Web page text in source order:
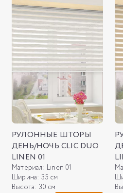
РУЛОННЫЕ ШТОРЫ
ДЕНЬ/НОЧЬ CLIC DUO
LINEN 01
Материал: Linen 01
Ширина: 35 см
Высота: 30 см